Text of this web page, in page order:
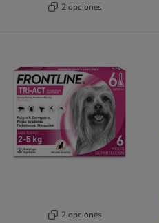
2 opciones
2 opciones